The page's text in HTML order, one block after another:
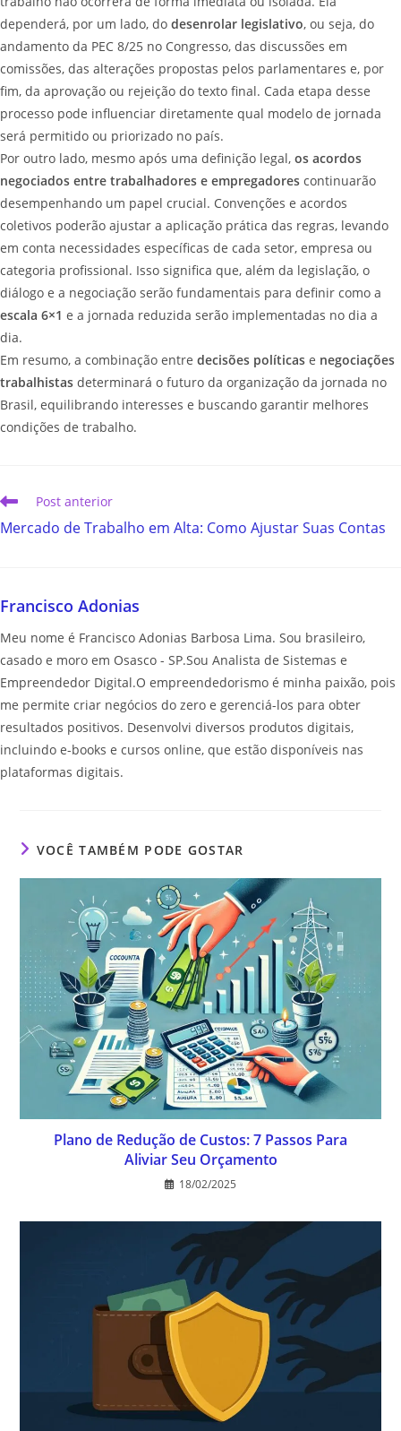
dependerá, por um lado, do desenrolar legislativo, ou seja, do
andamento da PEC 8/25 no Congresso, das discussões em
comissões, das alterações propostas pelos parlamentares e, por
fim, da aprovação ou rejeição do texto final. Cada etapa desse
processo pode influenciar diretamente qual modelo de jornada
será permitido ou priorizado no país.
Por outro lado, mesmo após uma definição legal, os acordos
negociados entre trabalhadores e empregadores continuarão
desempenhando um papel crucial. Convenções e acordos
coletivos poderão ajustar a aplicação prática das regras, levando
em conta necessidades específicas de cada setor, empresa ou
categoria profissional. Isso significa que, além da legislação, o
diálogo e a negociação serão fundamentais para definir como a
escala 6×1 e a jornada reduzida serão implementadas no dia a
dia.
Em resumo, a combinação entre decisões políticas e negociações
trabalhistas determinará o futuro da organização da jornada no
Brasil, equilibrando interesses e buscando garantir melhores
condições de trabalho.
Post anterior
Mercado de Trabalho em Alta: Como Ajustar Suas Contas
Francisco Adonias
Meu nome é Francisco Adonias Barbosa Lima. Sou brasileiro,
casado e moro em Osasco - SP.Sou Analista de Sistemas e
Empreendedor Digital.O empreendedorismo é minha paixão, pois
me permite criar negócios do zero e gerenciá-los para obter
resultados positivos. Desenvolvi diversos produtos digitais,
incluindo e-books e cursos online, que estão disponíveis nas
plataformas digitais.
VOCÊ TAMBÉM PODE GOSTAR
Plano de Redução de Custos: 7 Passos Para
Aliviar Seu Orçamento
18/02/2025